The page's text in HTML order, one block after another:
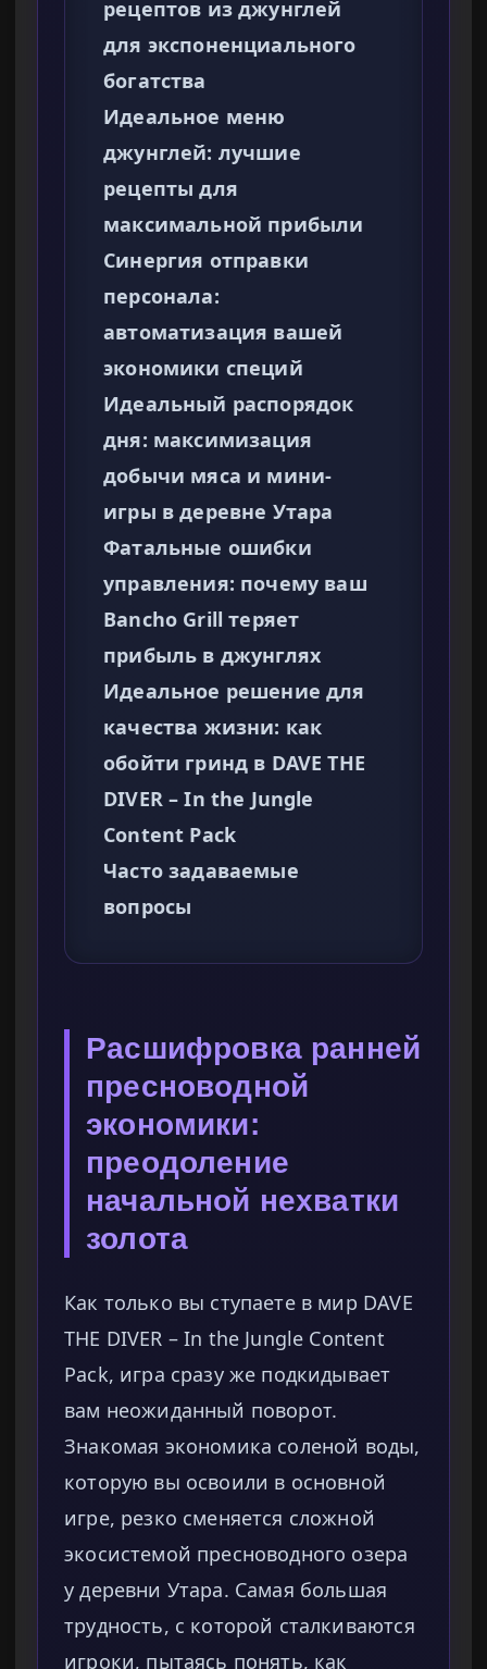
рецептов из джунглей
для экспоненциального
богатства
Идеальное меню
джунглей: лучшие
рецепты для
максимальной прибыли
Синергия отправки
персонала:
автоматизация вашей
экономики специй
Идеальный распорядок
дня: максимизация
добычи мяса и мини-
игры в деревне Утара
Фатальные ошибки
управления: почему ваш
Bancho Grill теряет
прибыль в джунглях
Идеальное решение для
качества жизни: как
обойти гринд в DAVE THE
DIVER – In the Jungle
Content Pack
Часто задаваемые
вопросы
Расшифровка ранней
пресноводной
экономики:
преодоление
начальной нехватки
золота
Как только вы ступаете в мир DAVE
THE DIVER – In the Jungle Content
Pack, игра сразу же подкидывает
вам неожиданный поворот.
Знакомая экономика соленой воды,
которую вы освоили в основной
игре, резко сменяется сложной
экосистемой пресноводного озера
у деревни Утара. Самая большая
трудность, с которой сталкиваются
игроки, пытаясь понять, как